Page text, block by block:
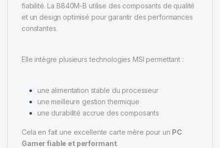
fiabilité. La B840M-B utilise des composants de qualité
et un design optimisé pour garantir des performances
constantes.
Elle intègre plusieurs technologies MSI permettant :
une alimentation stable du processeur
une meilleure gestion thermique
une durabilité accrue des composants
Cela en fait une excellente carte mère pour un PC
Gamer fiable et performant.